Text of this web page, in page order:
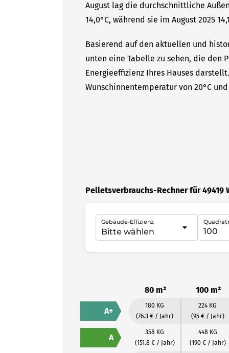
August lag die durchschnittliche
14,0°C, während sie im August 2025
Basierend auf den aktuellen und
unten eine Tabelle zu sehen, die den
Energieeffizienz Ihres Hauses
Wunschinnentemperatur von 20°C
Pelletsverbrauchs-Rechner für 49419
Gebäude-Effizienz
80 m² 100 m²
A+
180 KG
(76.3 € / Jahr)
224 KG
(95 € / Jahr)
A
358 KG
(151.8 € / Jahr)
448 KG
(190 € / Jahr)